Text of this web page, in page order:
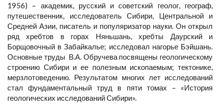
1956) – академик, русский и советский геолог, географ,
путешественник, исследователь Сибири, Центральной и
Средней Азии, писатель и популяризатор науки. Он открыл
ряд хребтов в горах Няньшань, хребты Даурский и
Борщовочный в Забайкалье; исследовал нагорье Бэйшань.
Основные труды В.А. Обручева посвящены геологическому
строению Сибири и ее полезным ископаемым; тектонике,
мерзлотоведению. Результатом многих лет исследований
стал фундаментальный труд в пяти томах – «История
геологических исследований Сибири».